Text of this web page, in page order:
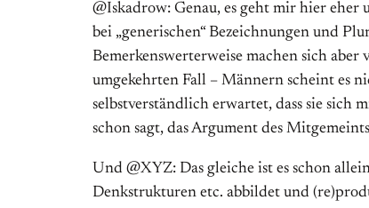
@Iskadrow: Genau, es geht mir hier eher
bei „generischen“ Bezeichnungen und
Bemerkenswerterweise machen sich
umgekehrten Fall – Männern scheint es
selbstverständlich erwartet, dass sie sich
schon sagt, das Argument des
Und @XYZ: Das gleiche ist es schon
Denkstrukturen etc. abbildet und